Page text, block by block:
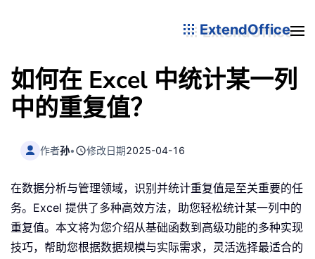
ExtendOffice
如何在 Excel 中统计某一列
中的重复值？
作者孙• 修改日期2025-04-16
在数据分析与管理领域，识别并统计重复值是至关重要的任
务。Excel 提供了多种高效方法，助您轻松统计某一列中的
重复值。本文将为您介绍从基础函数到高级功能的多种实现
技巧，帮助您根据数据规模与实际需求，灵活选择最适合的